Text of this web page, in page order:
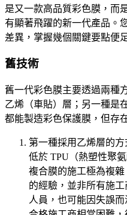
是又一款高品質彩色膜，而
有顯著飛躍的新一代產品。
差異，掌握幾個關鍵要點便
舊技術
舊一代彩色膜主要透過兩種
乙烯（車貼）層；另一種是
都能製造彩色保護膜，但存
第一種採用乙烯層的
低於 TPU（熱塑性聚
複合膜的施工極為複
的經驗，並非所有施
人員，也可能因失誤